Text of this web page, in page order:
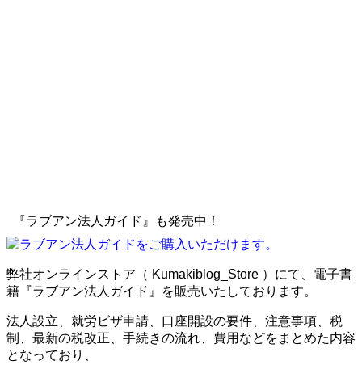
『ラブアン法人ガイド』も発売中！
弊社オンラインストア（ Kumakiblog_Store ）にて、電子書
籍『ラブアン法人ガイド』を販売いたしております。
法人設立、就労ビザ申請、口座開設の要件、注意事項、税
制、最新の税改正、手続きの流れ、費用などをまとめた内容
となっており、